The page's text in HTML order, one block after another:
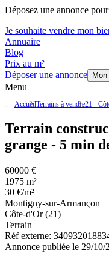
Déposez une annonce
Je souhaite vendre mon
Annuaire
Blog
Prix au m²
Déposer une annonce
Menu
AccueilTerrains à vendre21 -
Terrain
grange - 5 min
60000 €
1975 m²
30 €/m²
Montigny-sur-Armançon
Côte-d'Or (21)
Terrain
Réf externe:
Annonce publiée le 29/10/